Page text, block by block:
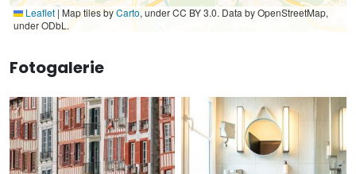
Leaflet | Map tiles byCarto, under CC BY 3.0. Data by OpenStreetMap,
under ODbL.
Fotogalerie